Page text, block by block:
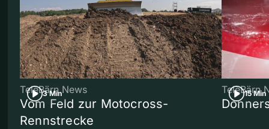
3 Min
TeleBärn News
Vom Feld zur Motocross-
Rennstrecke
15 Min
TeleBärn